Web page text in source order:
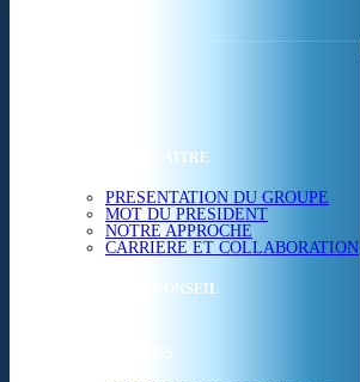
NOUS CONNAITRE
PRESENTATION DU GROUPE
MOT DU PRESIDENT
NOTRE APPROCHE
CARRIERE ET COLLABORATION
ETUDES & CONSEIL
FORMATIONS